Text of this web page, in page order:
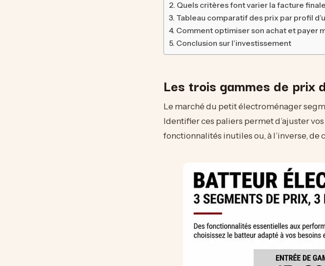
Quels critères font varier la facture
Tableau comparatif des prix par profil
Comment optimiser son achat et payer
Conclusion sur l’investissement
Les trois gammes de prix
Le marché du petit électroménager
Identifier ces paliers permet d’ajuster
fonctionnalités inutiles ou, à l’inverse,